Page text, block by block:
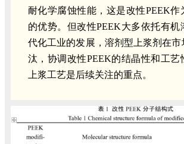
耐化学腐蚀性能，这是改性PEEK作
的优势。但改性PEEK大多依托有机
代化工业的发展，溶剂型上浆剂在市
汰，协调改性PEEK的结晶性和工艺
上浆工艺是后续关注的重点。